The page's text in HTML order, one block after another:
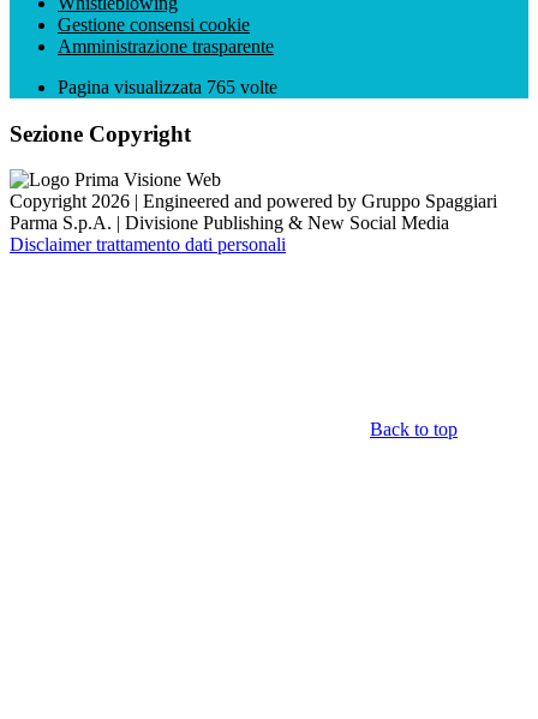
Gestione consensi cookie
Amministrazione trasparente
Pagina visualizzata 765 volte
Sezione Copyright
Copyright 2026 | Engineered and powered by Gruppo Spaggiari
Parma S.p.A. | Divisione Publishing & New Social Media
Disclaimer trattamento dati personali
Back to top